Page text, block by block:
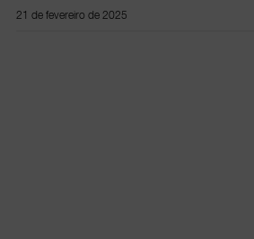
21 de fevereiro de 2025